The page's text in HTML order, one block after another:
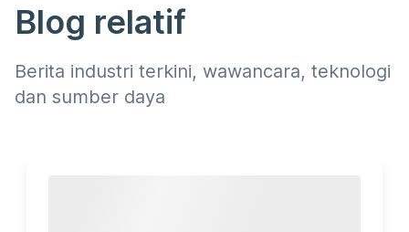
Blog relatif
Berita industri terkini, wawancara, teknologi
dan sumber daya